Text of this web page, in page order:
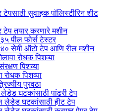
टेपसाठी सुवाहक पॉलिस्टीरिन शीट
टेप तयार करणारे मशीन
पील फोर्स टेस्टर
सेमी ऑटो टेप आणि रील मशीन
रोधक पिशव्या
पिशव्या
रोधक पिशव्या
पुरवठा
लेडेड घटकांसाठी पांढरी टेप
लेडेड घटकांसाठी हीट टेप